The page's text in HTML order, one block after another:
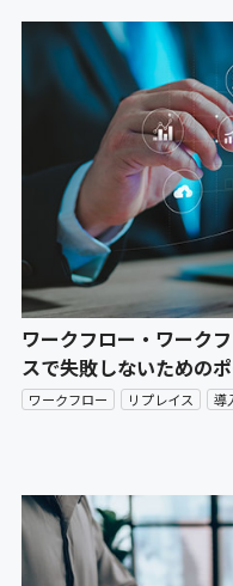
ワークフロー・ワーク
スで失敗しないための
ワークフロー リプレイス 導